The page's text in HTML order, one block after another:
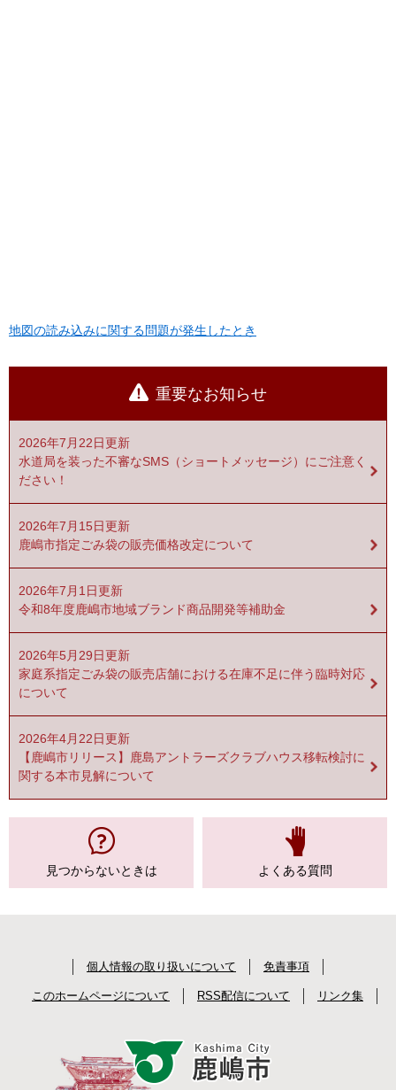
地図の読み込みに関する問題が発生したとき
重要なお知らせ
2026年7月22日更新
水道局を装った不審なSMS（ショートメッセージ）にご注意く
ださい！
2026年7月15日更新
鹿嶋市指定ごみ袋の販売価格改定について
2026年7月1日更新
令和8年度鹿嶋市地域ブランド商品開発等補助金
2026年5月29日更新
家庭系指定ごみ袋の販売店舗における在庫不足に伴う臨時対応
について
2026年4月22日更新
【鹿嶋市リリース】鹿島アントラーズクラブハウス移転検討に
関する本市見解について
見つからないときは よくある質問
個人情報の取り扱いについて 免責事項
このホームページについて RSS配信について リンク集